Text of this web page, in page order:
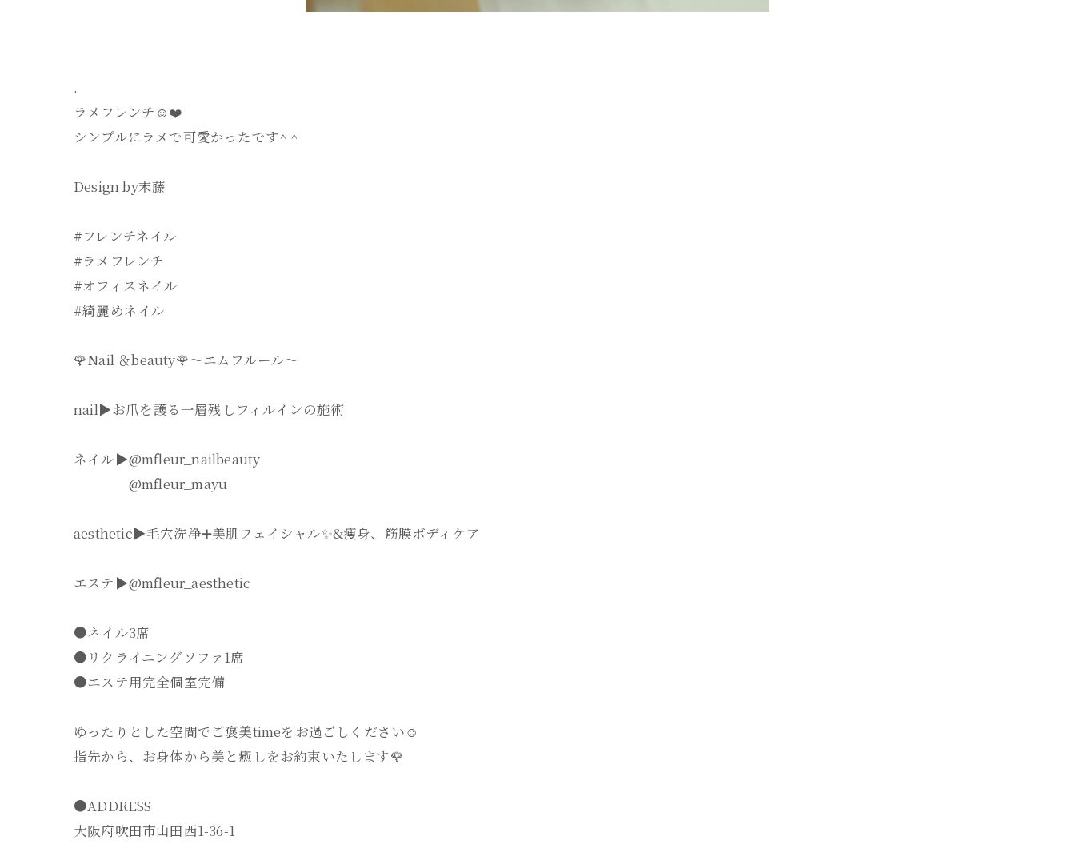
.
ラメフレンチ☺️❤️
シンプルにラメで可愛かったです^ ^
Design by末藤
#フレンチネイル
#ラメフレンチ
#オフィスネイル
#綺麗めネイル
🌹Nail ＆beauty🌹〜エムフルール〜
nail▶︎お爪を護る一層残しフィルインの施術
ネイル▶︎@mfleur_nailbeauty
@mfleur_mayu
aesthetic▶︎毛穴洗浄➕美肌フェイシャル✨&痩身、筋膜ボディケア
エステ▶︎@mfleur_aesthetic
●ネイル3席
●リクライニングソファ1席
●エステ用完全個室完備
ゆったりとした空間でご褒美timeをお過ごしください☺️
指先から、お身体から美と癒しをお約束いたします🌹
●ADDRESS
大阪府吹田市山田西1-36-1